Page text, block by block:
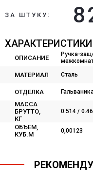
ЗА ШТУКУ:
ХАРАКТЕРИСТИКИ
ОПИСАНИЕ
Ручка-
МАТЕРИАЛ Сталь
ОТДЕЛКА
МАССА
БРУТТО,
КГ
0.514 /
ОБЪЕМ,
КУБ.М
0,00123